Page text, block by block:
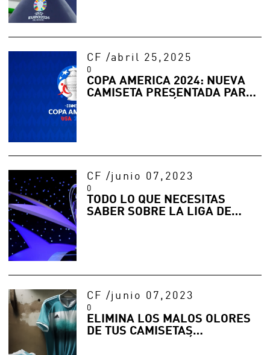
CF /abril 25,2025
0
COPA AMÉRICA 2024: NUEVA
CAMISETA PRESENTADA PARA
CF /junio 07,2023
0
TODO LO QUE NECESITAS
SABER SOBRE LA LIGA DE
CF /junio 07,2023
0
ELIMINA LOS MALOS OLORES
DE TUS CAMISETAS